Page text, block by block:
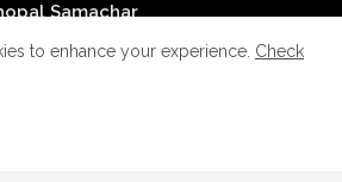
Samachar
समाचार माध्यम है। यहां नागरिकों, विद्यार्थियों,
महिलाओं के लिए महत्वपूर्ण और उपयोगी समाचार मिलते
to enhance your experience. Check